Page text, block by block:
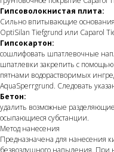
Гипсоволокнистая плита:
Сильно впитывающие
OptiSilan Tiefgrund или Caparol
Гипсокартон:
сошлифовать шпатлевочные
шпатлевки закрепить с
пятнами водорастворимых
AquaSperrgrund. Следовать
Бетон:
удалить возможные
осыпающиеся субстанции.
Метод нанесения
Предназначена для нанесения